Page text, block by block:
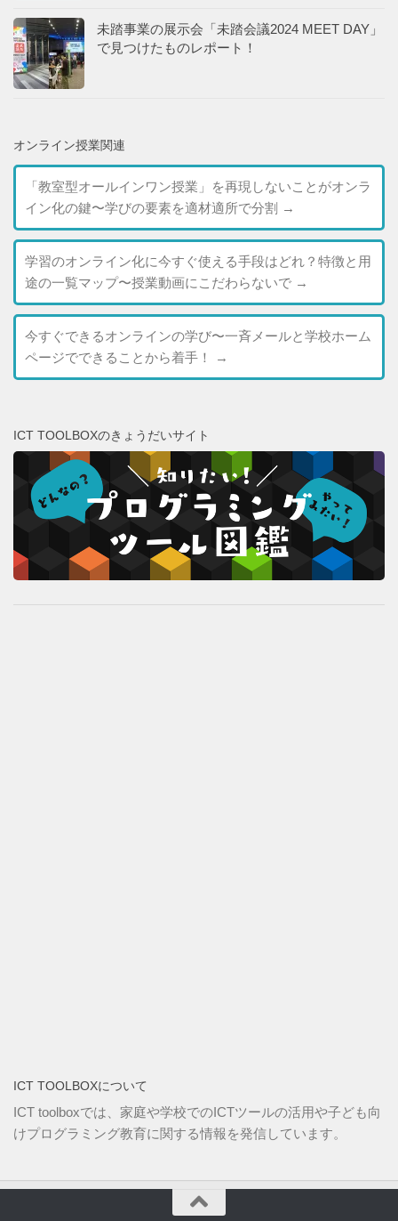
未踏事業の展示会「未踏会議2024 MEET DAY」
で見つけたものレポート！
オンライン授業関連
「教室型オールインワン授業」を再現しないことがオンラ
イン化の鍵〜学びの要素を適材適所で分割 →
学習のオンライン化に今すぐ使える手段はどれ？特徴と用
途の一覧マップ〜授業動画にこだわらないで →
今すぐできるオンラインの学び〜一斉メールと学校ホーム
ページでできることから着手！
→
ICT TOOLBOXのきょうだいサイト
ICT TOOLBOXについて
ICT toolboxでは、家庭や学校でのICTツールの活用や子ども向
けプログラミング教育に関する情報を発信しています。